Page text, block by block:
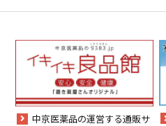
中京医薬品の運営する通販サ